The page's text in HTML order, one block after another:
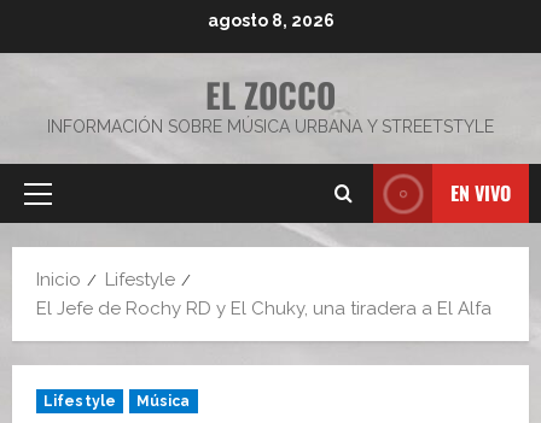
agosto 8, 2026
EL ZOCCO
INFORMACIÓN SOBRE MÚSICA URBANA Y STREETSTYLE
Menú
EN VIVO
Inicio
Lifestyle
El Jefe de Rochy RD y El Chuky, una tiradera a El Alfa
Lifestyle Música